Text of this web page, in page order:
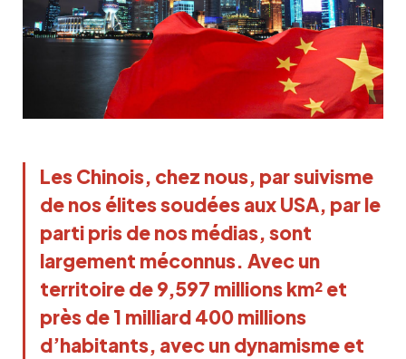
Les Chinois, chez nous, par suivisme
de nos élites soudées aux USA, par le
parti pris de nos médias, sont
largement méconnus. Avec un
territoire de 9,597 millions km² et
près de 1 milliard 400 millions
d’habitants, avec un dynamisme et